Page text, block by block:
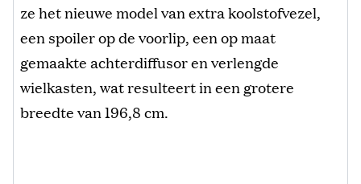
ze het nieuwe model van extra koolstofvezel,
een spoiler op de voorlip, een op maat
gemaakte achterdiffusor en verlengde
wielkasten, wat resulteert in een grotere
breedte van 196,8 cm.